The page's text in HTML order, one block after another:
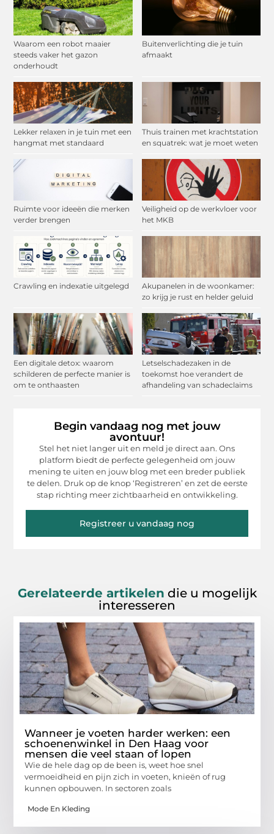
Waarom een robot maaier
steeds vaker het gazon
onderhoudt
Buitenverlichting die je tuin
afmaakt
Lekker relaxen in je tuin met een
hangmat met standaard
Thuis trainen met krachtstation
en squatrek: wat je moet weten
Ruimte voor ideeën die merken
verder brengen
Veiligheid op de werkvloer voor
het MKB
Crawling en indexatie uitgelegd
Akupanelen in de woonkamer:
zo krijg je rust en helder geluid
Een digitale detox: waarom
schilderen de perfecte manier is
om te onthaasten
Letselschadezaken in de
toekomst hoe verandert de
afhandeling van schadeclaims
Begin vandaag nog met jouw
avontuur!
Stel het niet langer uit en meld je direct aan. Ons
platform biedt de perfecte gelegenheid om jouw
mening te uiten en jouw blog met een breder publiek
te delen. Druk op de knop ‘Registreren’ en zet de eerste
stap richting meer zichtbaarheid en ontwikkeling.
Registreer u vandaag nog
Gerelateerde artikelen die u mogelijk
interesseren
Wanneer je voeten harder werken: een
schoenenwinkel in Den Haag voor
mensen die veel staan of lopen
Wie de hele dag op de been is, weet hoe snel
vermoeidheid en pijn zich in voeten, knieën of rug
kunnen opbouwen. In sectoren zoals
Mode En Kleding